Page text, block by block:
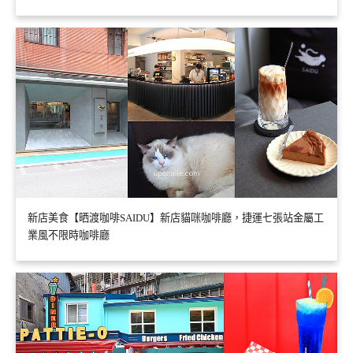
新店美食【晒渡咖啡SAIDU】新店貓咪咖啡廳，捷運七張站金屬工
業風不限時咖啡廳